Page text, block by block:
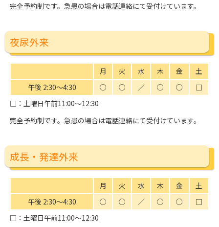
完全予約制です。急患の場合は電話連絡にて受付けています。
夜尿外来
月 火 水 木 金
土
午後 2:30〜4:30
○ ○ ／ ○ ○
□
□ ：土曜日午前11:00〜12:30
完全予約制です。急患の場合は電話連絡にて受付けています。
成長・発達外来
月 火 水 木 金
土
午後 2:30〜4:30
○ ○ ／ ○ ○
□
□ ：土曜日午前11:00〜12:30